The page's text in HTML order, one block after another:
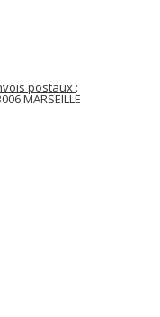
postaux :
MARSEILLE